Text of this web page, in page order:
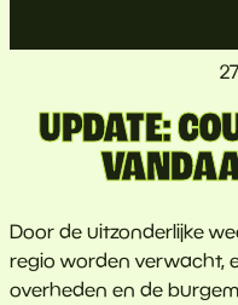
UPDATE:
Door de uitzonderlijke
regio worden verwacht,
overheden en de